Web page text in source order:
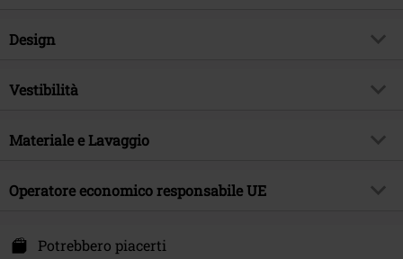
Codice articolo
Brand
Data di pubblicazione
Design
Tipologia prodotto
Vestibilità
Part of the body
Materiale e Lavaggio
Materiale esterno acciaio inossidabile
Operatore economico responsabile UE
Heilsbachstraße 17-19
Potrebbero piacerti